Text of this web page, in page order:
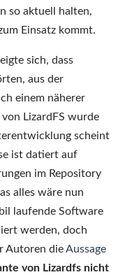
so aktuell halten,
Einsatz kommt.
sich, dass
aus der
einem näherer
LizardFS wurde
scheint
ist datiert auf
im Repository
alles wäre nun
laufende Software
werden, doch
Autoren dieAussage
von Lizardfs nicht